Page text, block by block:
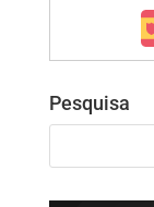
Pesquisa